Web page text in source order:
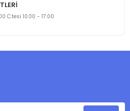
C.tesi 10:30 - 17:00